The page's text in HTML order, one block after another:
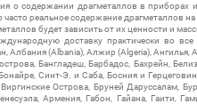
о содержании драгметаллов в приборах
реальное содержание драгметаллов на
будет зависить от их ценности и
доставку практически во все
Албания (Albania), Алжир (Algeria), Ангилья,
Бангладеш, Барбадос, Бахрейн,
Синт-Э. и Саба, Босния и
Острова, Бруней Даруссалам,
Армения, Габон, Гайана, Гаити,